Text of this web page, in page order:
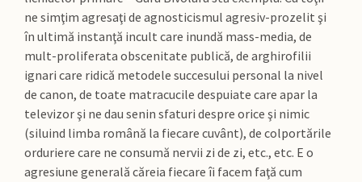
ne simţim agresaţi de agnosticismul agresiv-prozelit şi
în ultimă instanţă incult care inundă mass-media, de
mult-proliferata obscenitate publică, de arghirofilii
ignari care ridică metodele succesului personal la nivel
de canon, de toate matracucile despuiate care apar la
televizor şi ne dau senin sfaturi despre orice şi nimic
(siluind limba română la fiecare cuvânt), de colportările
orduriere care ne consumă nervii zi de zi, etc., etc. E o
agresiune generală căreia fiecare îi facem faţă cum